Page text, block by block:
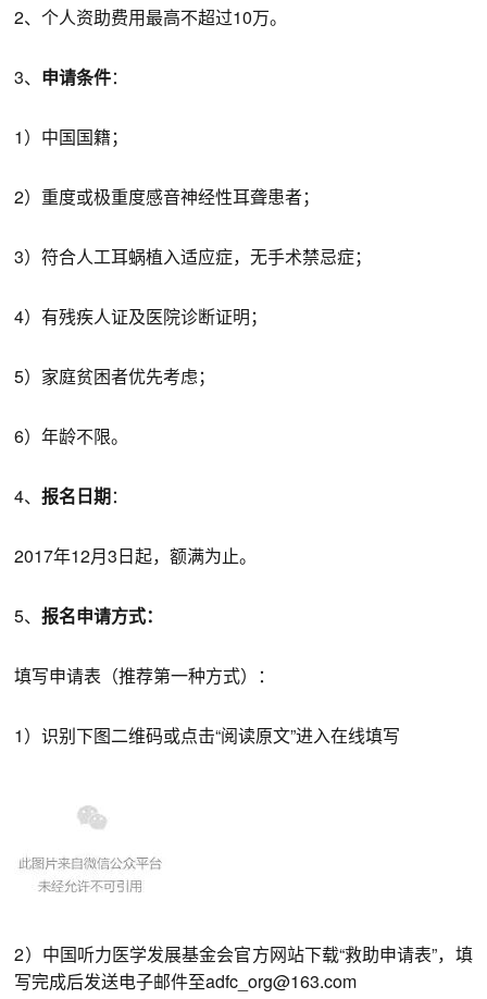
2、个人资助费用最高不超过10万。
3、 申请条件：
1）中国国籍；
2）重度或极重度感音神经性耳聋患者；
3）符合人工耳蜗植入适应症，无手术禁忌症；
4）有残疾人证及医院诊断证明；
5）家庭贫困者优先考虑；
6）年龄不限。
4、报名日期：
2017年12月3日起，额满为止。
5、报名申请方式：
填写申请表 （推荐第一种方式） ：
1）识别下图二维码或点击“阅读原文”进入在线填写
2）中国听力医学发展基金会官方网站下载“救助申请表”，填
写完成后发送电子邮件至adfc_org@163.com